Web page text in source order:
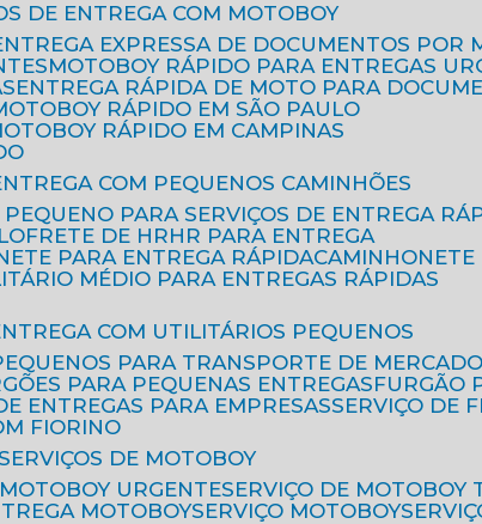
DE ENTREGA COM MOTOBOY
ENTREGA EXPRESSA DE DOCUMENTOS POR
MOTOBOY RÁPIDO PARA ENTREGAS
ENTREGA RÁPIDA DE MOTO PARA
MOTOBOY RÁPIDO EM SÃO PAULO
MOTOBOY RÁPIDO EM CAMPINAS
COM PEQUENOS CAMINHÕES
PEQUENO PARA SERVIÇOS DE ENTREGA
FRETE DE HR
HR PARA ENTREGA
PARA ENTREGA RÁPIDA
MÉDIO PARA ENTREGAS RÁPIDAS
COM UTILITÁRIOS PEQUENOS
PARA TRANSPORTE DE
PARA PEQUENAS ENTREGAS
FURGÃO
ENTREGAS PARA EMPRESAS
SERVIÇO DE
FIORINO
SERVIÇOS DE MOTOBOY
MOTOBOY URGENTE
SERVIÇO DE MOTOBOY
MOTOBOY SERVIÇO MOTOBOY